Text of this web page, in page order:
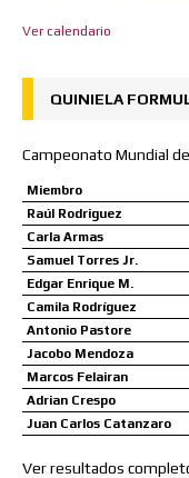
Ver calendario
QUINIELA
Campeonato Mundial
Miembro
Raúl Rodriguez
Carla Armas
Samuel Torres Jr.
Edgar Enrique M.
Camila Rodríguez
Antonio Pastore
Jacobo Mendoza
Marcos Felairan
Adrian Crespo
Juan Carlos Catanzaro
Ver resultados